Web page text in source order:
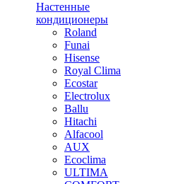
Настенные
кондиционеры
Roland
Funai
Hisense
Royal Clima
Ecostar
Electrolux
Ballu
Hitachi
Alfacool
AUX
Ecoclima
ULTIMA